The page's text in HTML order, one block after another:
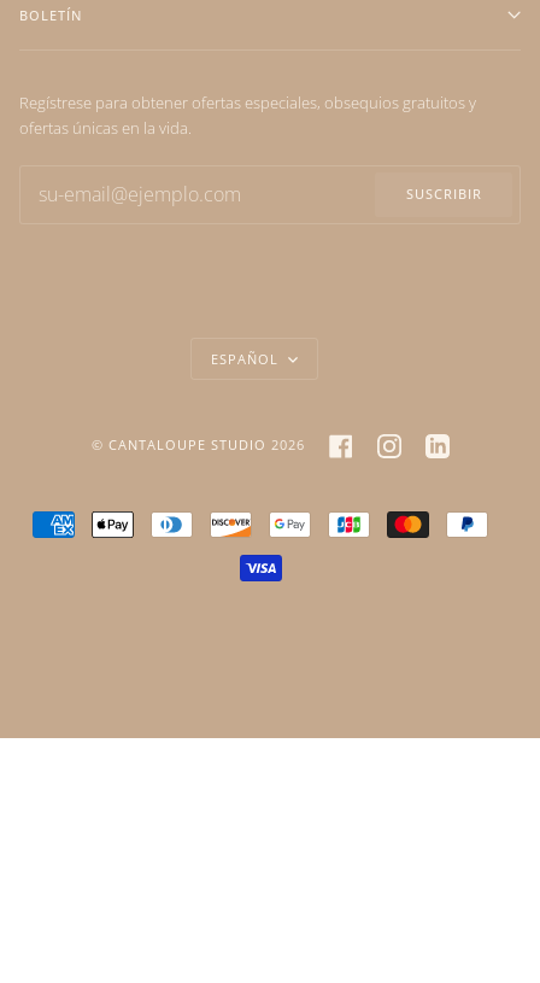
BOLETÍN
Regístrese para obtener ofertas especiales, obsequios gratuitos y
ofertas únicas en la vida.
SUSCRIBIR
IDIOMA
ESPAÑOL
© CANTALOUPE STUDIO 2026 FACEBOOKINSTAGRAMLINKEDIN
AMERICAN
EXPRESS
APPLE
PAY
DINERS
CLUB
DISCOVER GOOGLE
PAY
MASTER